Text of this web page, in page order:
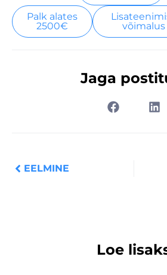
Palk alates
2500€
võimalus
Jaga
EELMINE
Loe